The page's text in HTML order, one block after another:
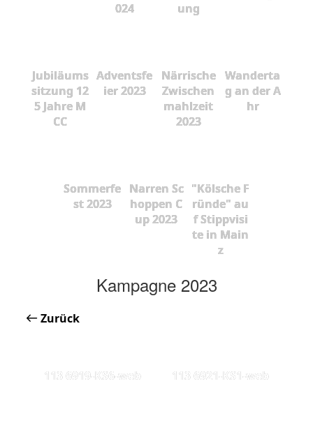
024
ung
Jubiläums
sitzung 12
5 Jahre M
CC
Adventsfe
ier 2023
Närrische
Zwischen
mahlzeit
2023
Wanderta
g an der A
hr
Sommerfe
st 2023
Narren Sc
hoppen C
up 2023
"Kölsche F
ründe" au
f Stippvisi
te in Main
z
Kampagne 2023
Zurück
113 6919-KS6-web 113 6921-KS1-web